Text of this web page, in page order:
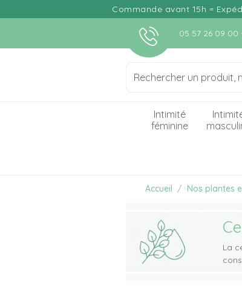
Commande avant 15h =
05 57 26 09 00
Intimité
féminine
Accueil Nos plantes
La